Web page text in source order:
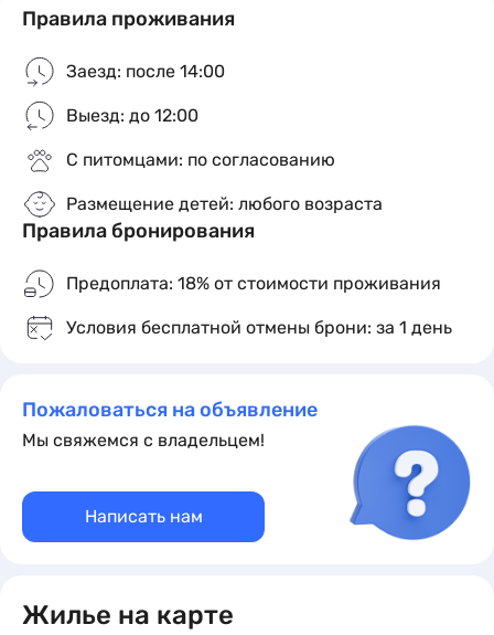
Правила проживания
Заезд: после 14:00
Выезд: до 12:00
С питомцами: по согласованию
Размещение детей: любого возраста
Правила бронирования
Предоплата: 18% от стоимости проживания
Условия бесплатной отмены брони: за 1 день
Пожаловаться на объявление
Мы свяжемся с владельцем!
Написать нам
Жилье на карте